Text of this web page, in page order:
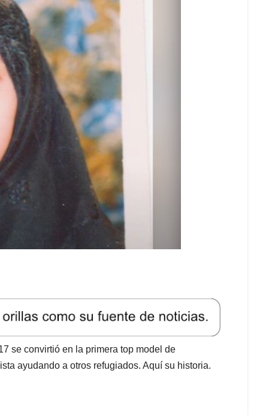
se convirtió en la primera top model de
ayudando a otros refugiados. Aquí su historia.